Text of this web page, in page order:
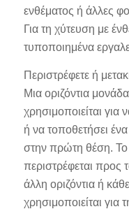
ενθέματος ή άλλες
Για τη χύτευση με
τυποποιημένα
Περιστρέφετε ή
Μια οριζόντια
χρησιμοποιείται
ή να τοποθετήσει
στην πρώτη θέση. Το
περιστρέφεται προς
άλλη οριζόντια ή
χρησιμοποιείται